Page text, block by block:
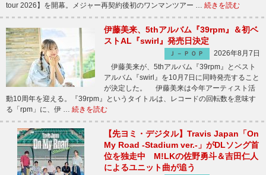
tour 2026】を開幕。メジャー再契約後初のワンマンツアー … 続きを読む
伊藤美来、5thアルバム『39rpm』＆初ベ
ストAL『swirl』発売日決定
Ｊ－ＰＯＰ
2026年8月7日
伊藤美来が、5thアルバム『39rpm』とベスト
アルバム『swirl』を10月7日に同時発売すること
が決定した。 伊藤美来は今年アーティスト活
動10周年を迎える。『39rpm』というタイトルは、レコードの回転数を意味す
る「rpm」に、伊 … 続きを読む
【先ヨミ・デジタル】Travis Japan「On
My Road -Stadium ver.-」がDLソング首
位を独走中 M!LKの佐野勇斗＆吉田仁人
によるユニット曲が追う